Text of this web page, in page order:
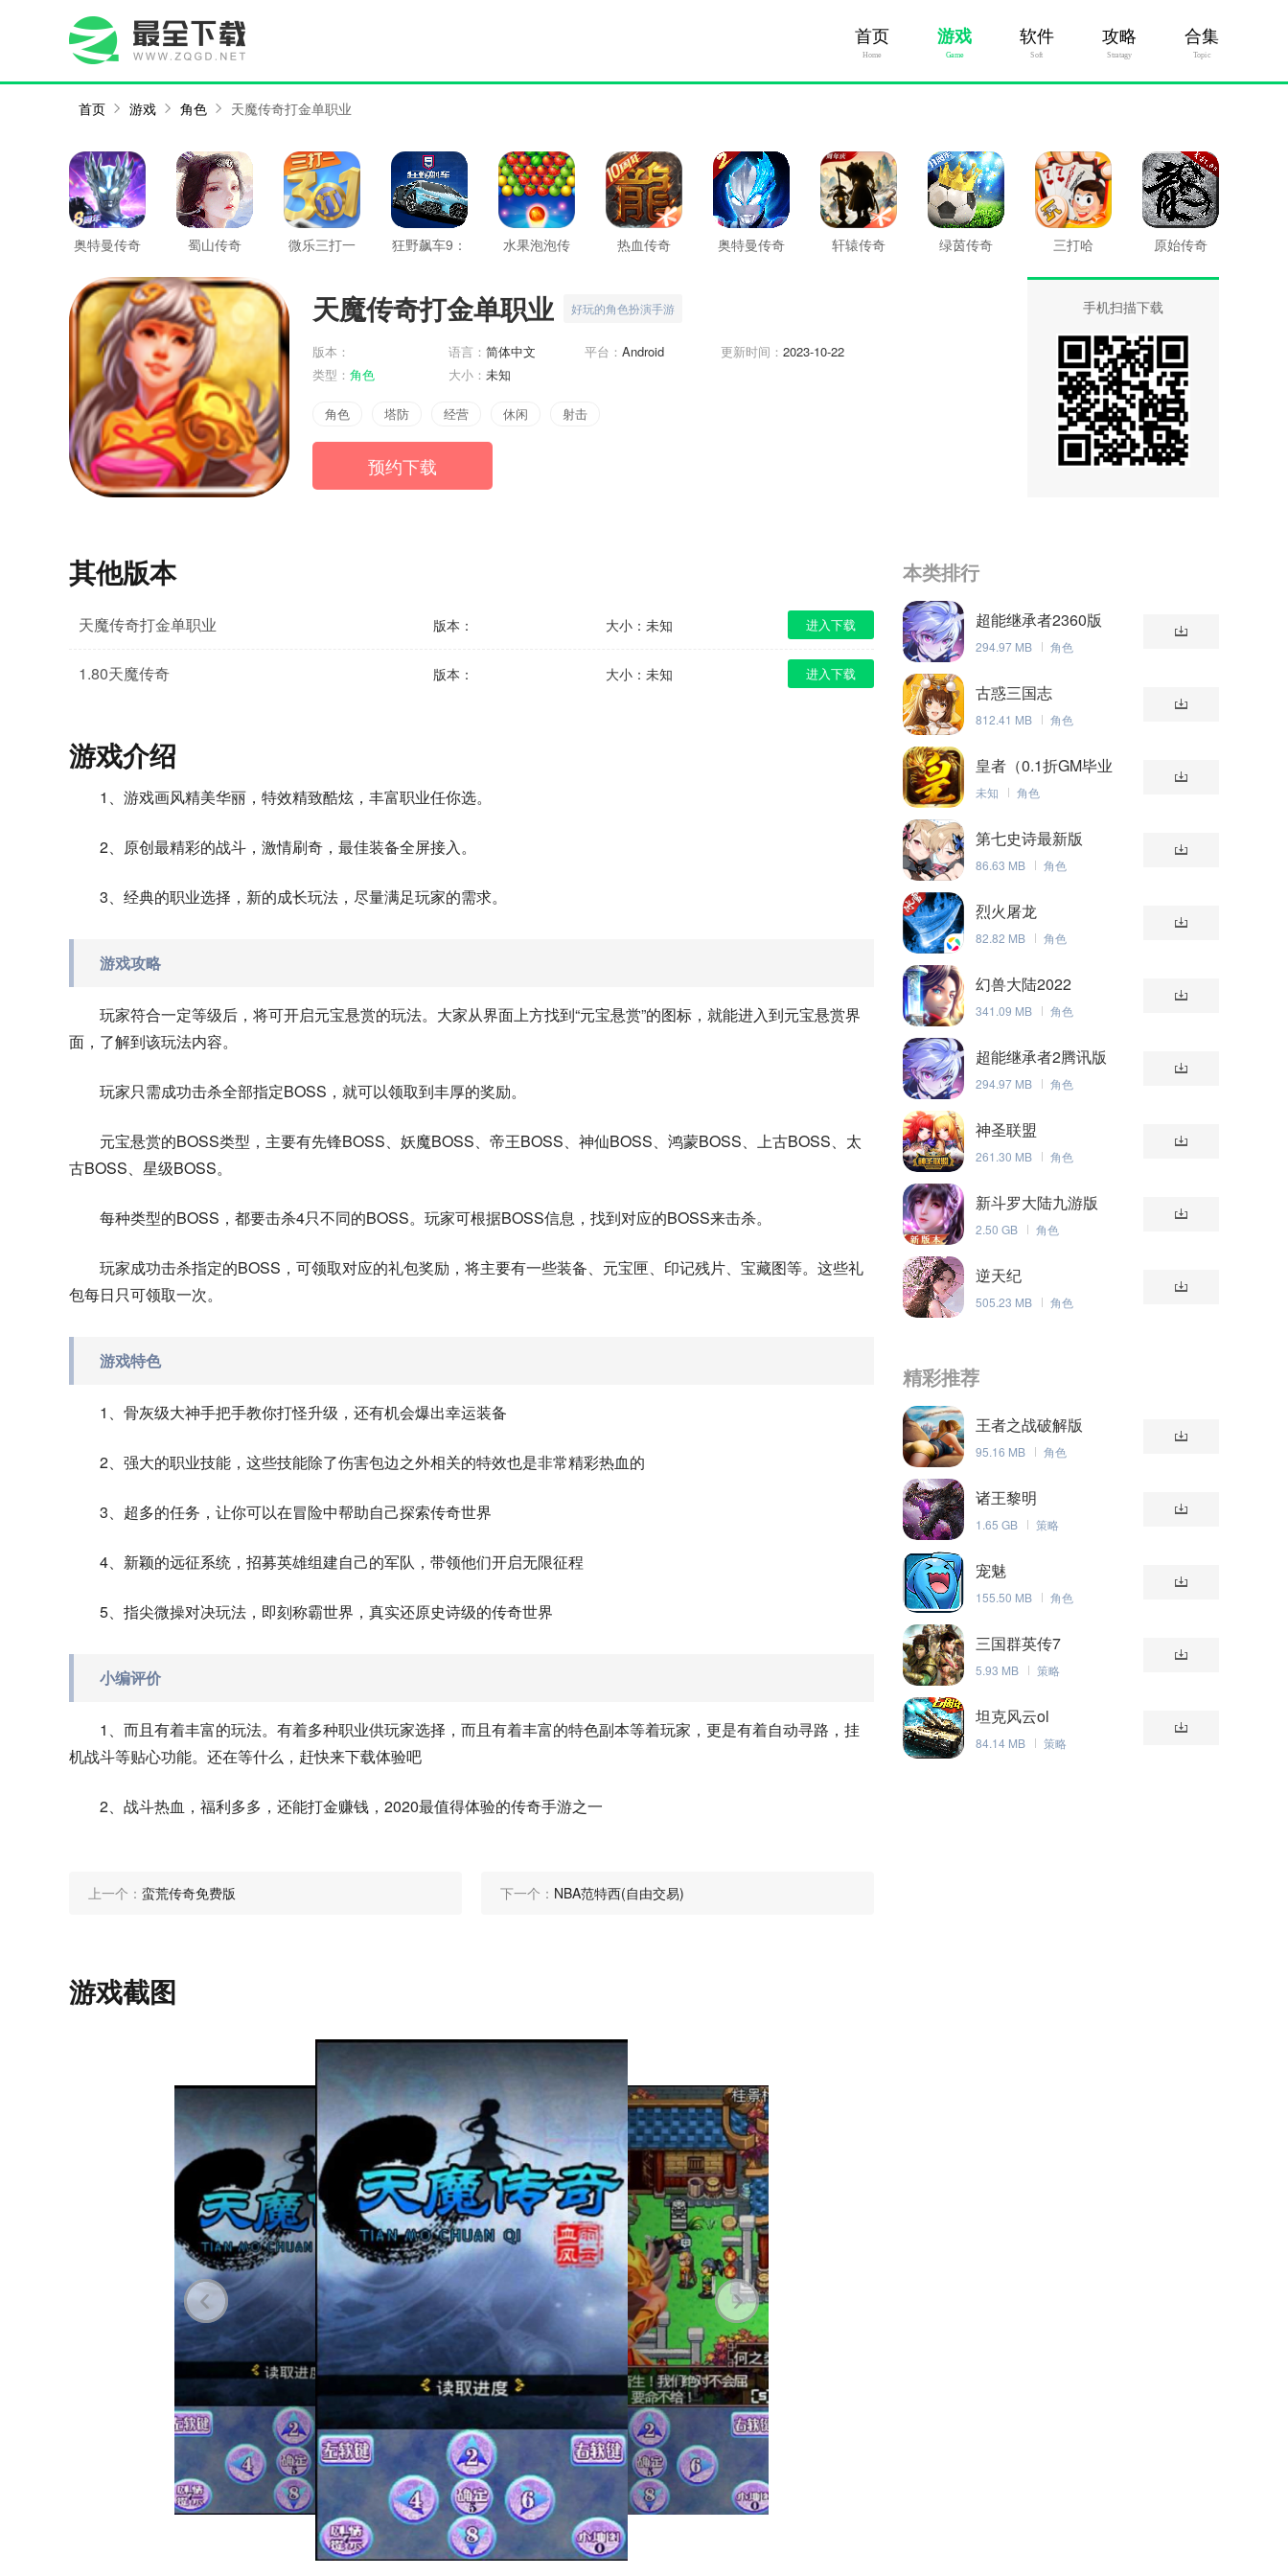
首页
Home
游戏
Game
软件
Soft
攻略
Stratagy
合集
Topic
首页 游戏 角色 天魔传奇打金单职业
奥特曼传奇
蜀山传奇 微乐三打一
狂野飙车9：
水果泡泡传
热血传奇
奥特曼传奇
轩辕传奇 绿茵传奇 三打哈 原始传奇
手机扫描下载
天魔传奇打金单职业 好玩的角色扮演手游
版本： 语言： 简体中文 平台： Android 更新时间： 2023-10-22
类型： 角色 大小： 未知
角色 塔防 经营 休闲 射击
预约下载
其他版本
天魔传奇打金单职业 版本： 大小：未知 进入下载
1.80天魔传奇 版本： 大小：未知 进入下载
游戏介绍
1、游戏画风精美华丽，特效精致酷炫，丰富职业任你选。
2、原创最精彩的战斗，激情刷奇，最佳装备全屏接入。
3、经典的职业选择，新的成长玩法，尽量满足玩家的需求。
游戏攻略
玩家符合一定等级后，将可开启元宝悬赏的玩法。大家从界面上方找到“元宝悬赏”的图标，就能进入到元宝悬赏界
面，了解到该玩法内容。
玩家只需成功击杀全部指定BOSS，就可以领取到丰厚的奖励。
元宝悬赏的BOSS类型，主要有先锋BOSS、妖魔BOSS、帝王BOSS、神仙BOSS、鸿蒙BOSS、上古BOSS、太
古BOSS、星级BOSS。
每种类型的BOSS，都要击杀4只不同的BOSS。玩家可根据BOSS信息，找到对应的BOSS来击杀。
玩家成功击杀指定的BOSS，可领取对应的礼包奖励，将主要有一些装备、元宝匣、印记残片、宝藏图等。这些礼
包每日只可领取一次。
游戏特色
1、骨灰级大神手把手教你打怪升级，还有机会爆出幸运装备
2、强大的职业技能，这些技能除了伤害包边之外相关的特效也是非常精彩热血的
3、超多的任务，让你可以在冒险中帮助自己探索传奇世界
4、新颖的远征系统，招募英雄组建自己的军队，带领他们开启无限征程
5、指尖微操对决玩法，即刻称霸世界，真实还原史诗级的传奇世界
小编评价
1、而且有着丰富的玩法。有着多种职业供玩家选择，而且有着丰富的特色副本等着玩家，更是有着自动寻路，挂
机战斗等贴心功能。还在等什么，赶快来下载体验吧
2、战斗热血，福利多多，还能打金赚钱，2020最值得体验的传奇手游之一
上一个： 蛮荒传奇免费版 下一个： NBA范特西(自由交易)
游戏截图
本类排行
超能继承者2360版
294.97 MB 角色
古惑三国志
812.41 MB 角色
皇者（0.1折GM毕业
版）
未知 角色
第七史诗最新版
86.63 MB 角色
烈火屠龙
82.82 MB 角色
幻兽大陆2022
341.09 MB 角色
超能继承者2腾讯版
294.97 MB 角色
神圣联盟
261.30 MB 角色
新斗罗大陆九游版
2.50 GB 角色
逆天纪
505.23 MB 角色
精彩推荐
王者之战破解版
95.16 MB 角色
诸王黎明
1.65 GB 策略
宠魅
155.50 MB 角色
三国群英传7
5.93 MB 策略
坦克风云ol
84.14 MB 策略